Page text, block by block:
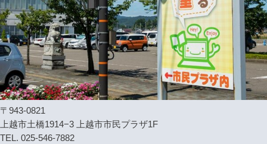
〒943-0821
上越市土橋1914−3 上越市市民プラザ1F
TEL. 025-546-7882